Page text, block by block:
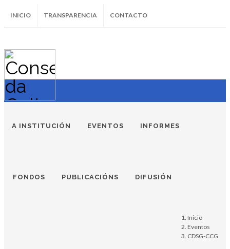
INICIO TRANSPARENCIA CONTACTO
A INSTITUCIÓN EVENTOS INFORMES
FONDOS PUBLICACIÓNS DIFUSIÓN
Inicio
Eventos
CDSG-CCG